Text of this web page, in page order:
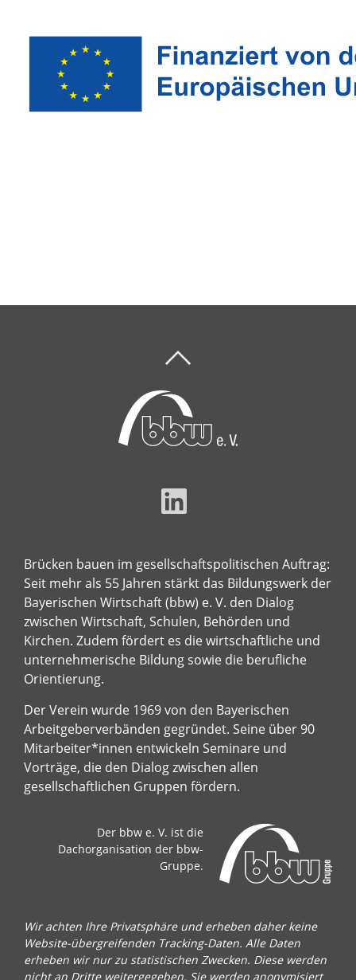
Brücken bauen im gesellschaftspolitischen Auftrag:
Seit mehr als 55 Jahren stärkt das Bildungswerk der
Bayerischen Wirtschaft (bbw) e. V. den Dialog
zwischen Wirtschaft, Schulen, Behörden und
Kirchen. Zudem fördert es die wirtschaftliche und
unternehmerische Bildung sowie die berufliche
Orientierung.
Der Verein wurde 1969 von den Bayerischen
Arbeitgeberverbänden gegründet. Seine über 90
Mitarbeiter*innen entwickeln Seminare und
Vorträge, die den Dialog zwischen allen
gesellschaftlichen Gruppen fördern.
Der bbw e. V. ist die
Dachorganisation der bbw-
Gruppe.
Wir achten Ihre Privatsphäre und erheben daher keine
Website-übergreifenden Tracking-Daten. Alle Daten
erheben wir nur zu statistischen Zwecken. Diese werden
nicht an Dritte weitergegeben. Sie werden anonymisiert